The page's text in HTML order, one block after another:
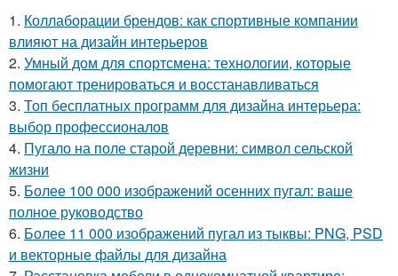
1. Коллаборации брендов: как спортивные компании
влияют на дизайн интерьеров
2. Умный дом для спортсмена: технологии, которые
помогают тренироваться и восстанавливаться
3. Топ бесплатных программ для дизайна интерьера:
выбор профессионалов
4. Пугало на поле старой деревни: символ сельской
жизни
5. Более 100 000 изображений осенних пугал: ваше
полное руководство
6. Более 11 000 изображений пугал из тыквы: PNG, PSD
и векторные файлы для дизайна